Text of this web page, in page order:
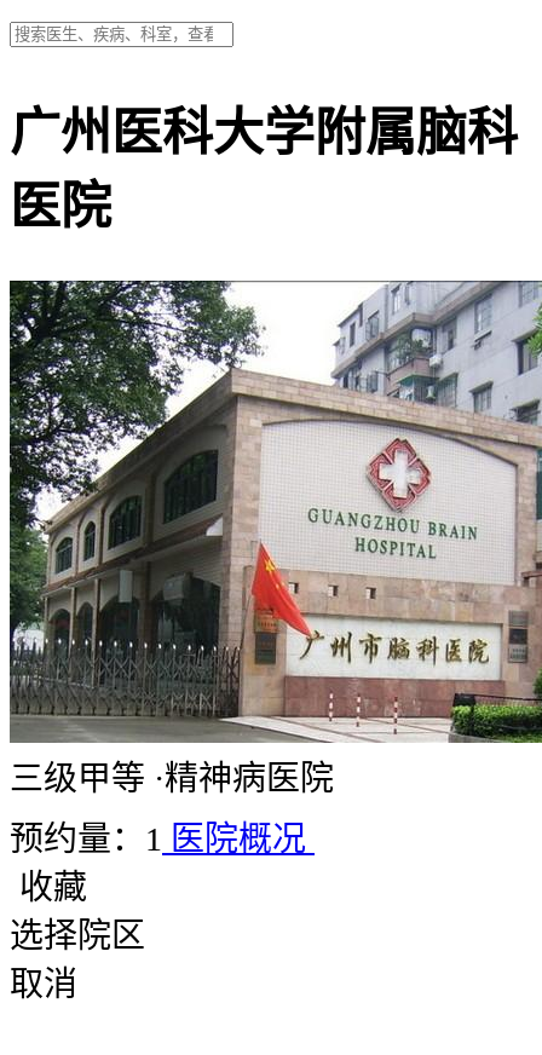
广州医科大学附属脑科
医院
三级甲等 ·精神病医院
预约量：1 医院概况
收藏
选择院区
取消